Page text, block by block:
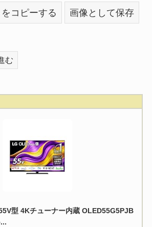
コピーする 画像として保存
む
型 4Kチューナー内蔵 OLED55G5PJB